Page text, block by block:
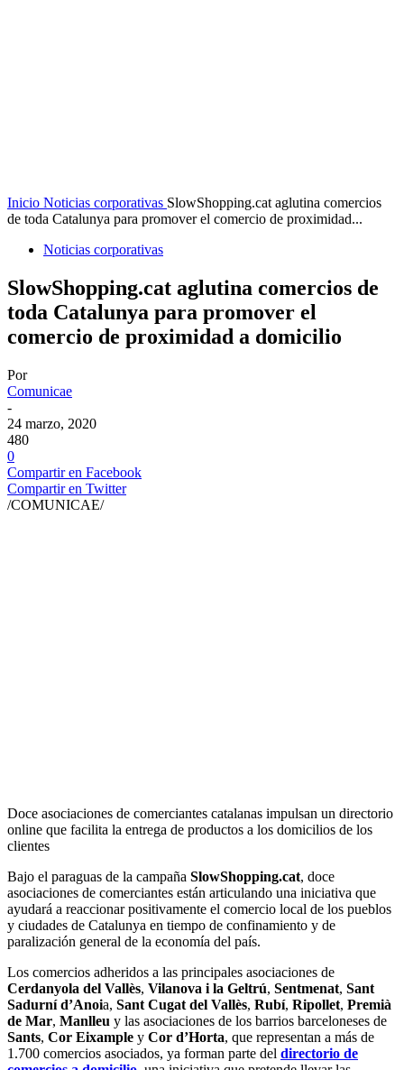
Inicio Noticias corporativas SlowShopping.cat aglutina comercios
de toda Catalunya para promover el comercio de proximidad...
Noticias corporativas
SlowShopping.cat aglutina comercios de
toda Catalunya para promover el
comercio de proximidad a domicilio
Por
Comunicae
-
24 marzo, 2020
480
0
Compartir en Facebook
Compartir en Twitter
/COMUNICAE/
Doce asociaciones de comerciantes catalanas impulsan un directorio
online que facilita la entrega de productos a los domicilios de los
clientes
Bajo el paraguas de la campaña SlowShopping.cat, doce
asociaciones de comerciantes están articulando una iniciativa que
ayudará a reaccionar positivamente el comercio local de los pueblos
y ciudades de Catalunya en tiempo de confinamiento y de
paralización general de la economía del país.
Los comercios adheridos a las principales asociaciones de
Cerdanyola del Vallès, Vilanova i la Geltrú, Sentmenat, Sant
Sadurní d’Anoia, Sant Cugat del Vallès, Rubí, Ripollet, Premià
de Mar, Manlleu y las asociaciones de los barrios barceloneses de
Sants, Cor Eixample y Cor d’Horta, que representan a más de
1.700 comercios asociados, ya forman parte del directorio de